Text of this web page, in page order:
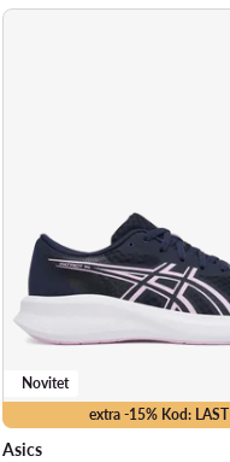
extra -15% Kod: LAST
Novitet
Asics